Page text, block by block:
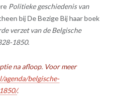
Politieke geschiedenis van
bij De Bezige Bij haar boek
verzet van de Belgische
1850.
na afloop. Voor meer
belgische-
.